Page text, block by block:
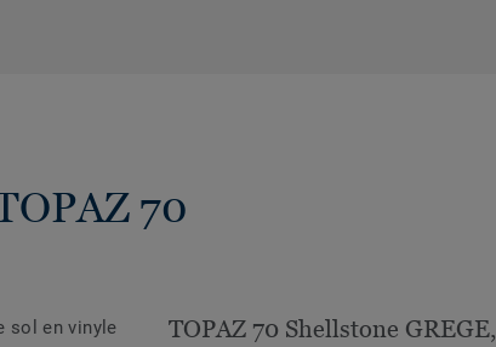
70
sol en vinyle
TOPAZ 70 Shellstone GREGE,